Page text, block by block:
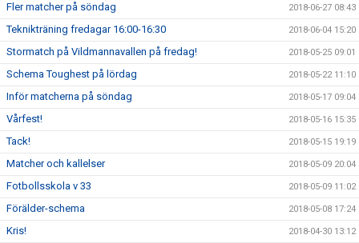
Fler matcher på söndag 2018-06-27 08:43
Teknikträning fredagar 16:00-16:30 2018-06-04 15:20
Stormatch på Vildmannavallen på fredag! 2018-05-25 09:01
Schema Toughest på lördag 2018-05-22 11:10
Inför matcherna på söndag 2018-05-17 09:04
Vårfest! 2018-05-16 15:35
Tack! 2018-05-15 19:19
Matcher och kallelser 2018-05-09 20:04
Fotbollsskola v 33 2018-05-09 11:02
Förälder-schema 2018-05-08 17:24
Kris! 2018-04-30 13:12